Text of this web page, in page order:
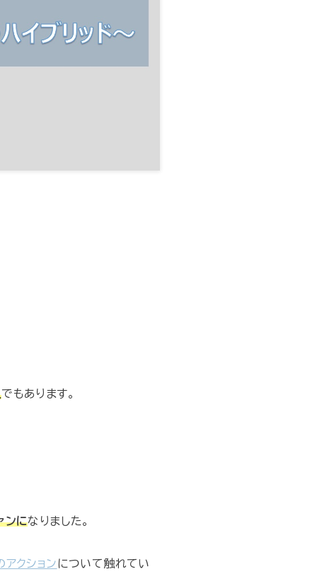
でもあります。
ンになりました。
アクションについて触れてい